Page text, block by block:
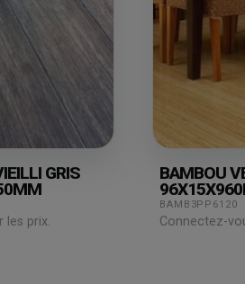
GRIS
les prix.
BAMBOU
BAMB3PP6120
Connectez-